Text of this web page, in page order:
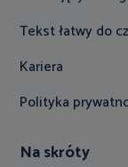
Tekst łatwy do
Kariera
Polityka
Na skróty